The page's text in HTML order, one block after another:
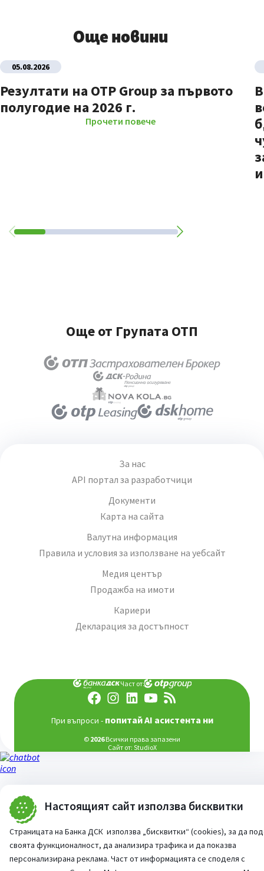
Настоящият сайт използва бисквитки
Страницата на Банка ДСК използва „бисквитки“ (cookies), за да
своята функционалност, да анализира трафика и да показва
персонализирана реклама. Част от информацията се споделя с
Още новини
05.08.2026
Резултати на OTP Group за първото
полугодие на 2026 г.
Прочети повече
Още от Групата ОТП
За нас
API портал за разработчици
Документи
Карта на сайта
Валутна информация
Правила и условия за използване на уебсайт
Медия център
Продажба на имоти
Кариери
Декларация за достъпност
Част от:
При въпроси - попитай AI асистента ни
© 2026Всички права запазени
Сайт от: StudioX